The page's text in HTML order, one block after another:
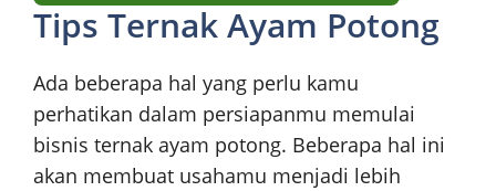
Tips Ternak Ayam Potong
Ada beberapa hal yang perlu kamu
perhatikan dalam persiapanmu memulai
bisnis ternak ayam potong. Beberapa hal ini
akan membuat usahamu menjadi lebih